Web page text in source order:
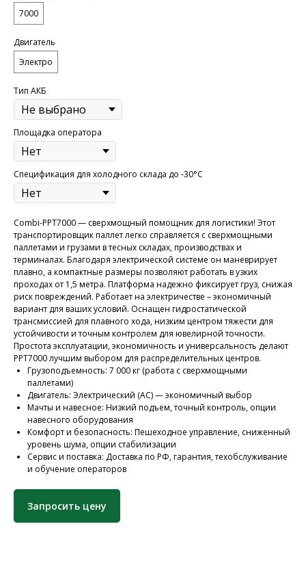
7000
Двигатель
Электро
Тип АКБ
Площадка оператора
Спецификация для холодного склада до -30°C
Combi-PPT7000 — сверхмощный помощник для логистики! Этот
транспортировщик паллет легко справляется с сверхмощными
паллетами и грузами в тесных складах, производствах и
терминалах. Благодаря электрической системе он маневрирует
плавно, а компактные размеры позволяют работать в узких
проходах от 1,5 метра. Платформа надежно фиксирует груз, снижая
риск повреждений. Работает на электричестве – экономичный
вариант для ваших условий. Оснащен гидростатической
трансмиссией для плавного хода, низким центром тяжести для
устойчивости и точным контролем для ювелирной точности.
Простота эксплуатации, экономичность и универсальность делают
PPT7000 лучшим выбором для распределительных центров.
Грузоподъемность: 7 000 кг (работа с сверхмощными
паллетами)
Двигатель: Электрический (AC) — экономичный выбор
Мачты и навесное: Низкий подъем, точный контроль, опции
навесного оборудования
Комфорт и безопасность: Пешеходное управление, сниженный
уровень шума, опции стабилизации
Сервис и поставка: Доставка по РФ, гарантия, техобслуживание
и обучение операторов
Запросить цену